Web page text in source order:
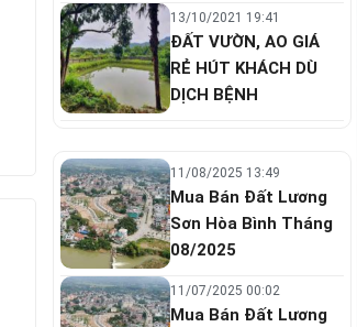
13/10/2021 19:41
ĐẤT VƯỜN, AO GIÁ
RẺ HÚT KHÁCH DÙ
DỊCH BỆNH
11/08/2025 13:49
Mua Bán Đất Lương
Sơn Hòa Bình Tháng
08/2025
11/07/2025 00:02
Mua Bán Đất Lương